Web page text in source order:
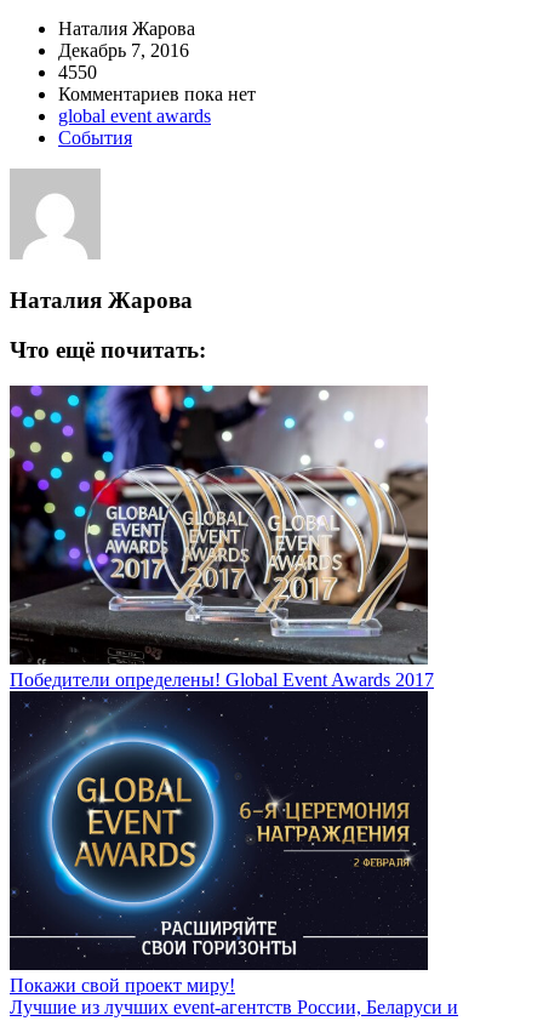
Наталия Жарова
Декабрь 7, 2016
4550
Комментариев пока нет
global event awards
События
Наталия Жарова
Что ещё почитать:
Победители определены! Global Event Awards 2017
Покажи свой проект миру!
Лучшие из лучших event-агентств России, Беларуси и